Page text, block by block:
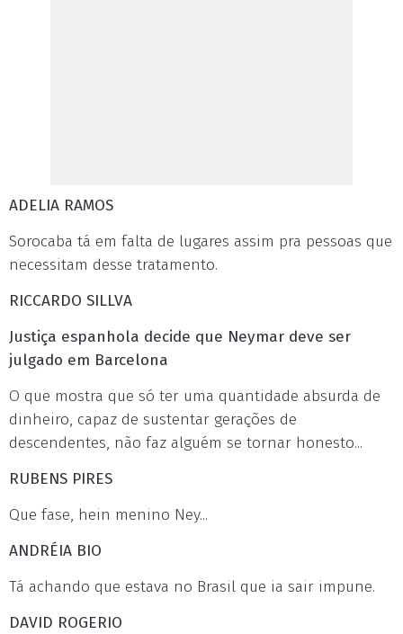
ADELIA RAMOS
Sorocaba tá em falta de lugares assim pra pessoas que
necessitam desse tratamento.
RICCARDO SILLVA
Justiça espanhola decide que Neymar deve ser
julgado em Barcelona
O que mostra que só ter uma quantidade absurda de
dinheiro, capaz de sustentar gerações de
descendentes, não faz alguém se tornar honesto...
RUBENS PIRES
Que fase, hein menino Ney...
ANDRÉIA BIO
Tá achando que estava no Brasil que ia sair impune.
DAVID ROGERIO